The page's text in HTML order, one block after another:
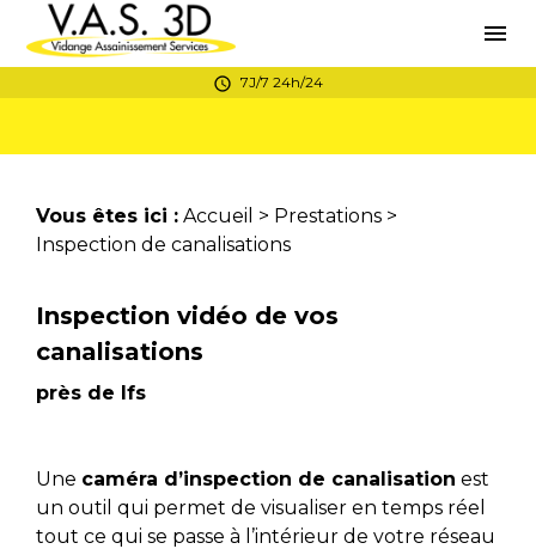
menu
schedule 7J/7 24h/24
Vous êtes ici : Accueil > Prestations>
Inspection de canalisations
Inspection vidéo de vos
canalisations
près de Ifs
Une caméra d’inspection de canalisation est
un outil qui permet de visualiser en temps réel
tout ce qui se passe à l’intérieur de votre réseau
Panneau de gestion des cookies